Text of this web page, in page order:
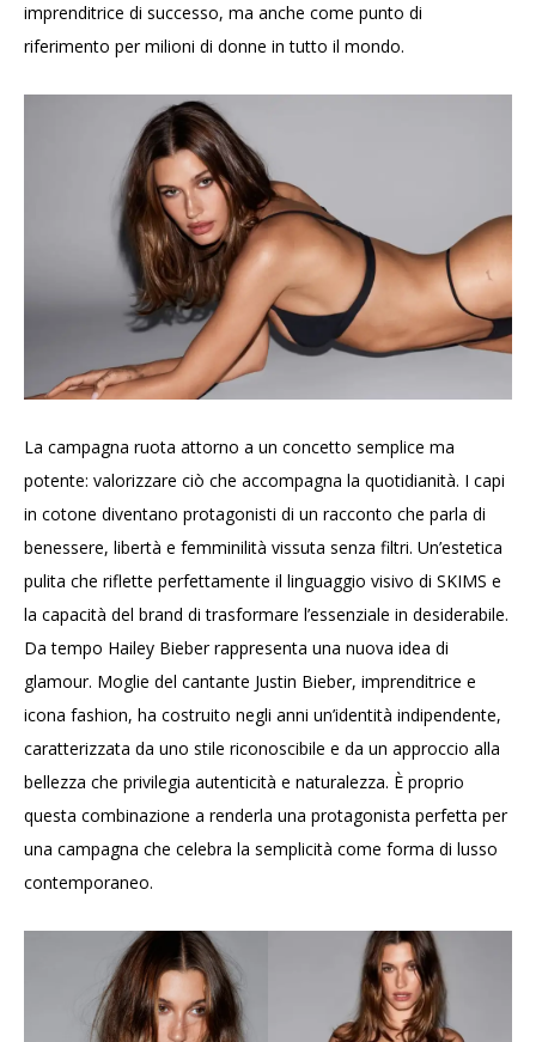
imprenditrice di successo, ma anche come punto di
riferimento per milioni di donne in tutto il mondo.
La campagna ruota attorno a un concetto semplice ma
potente: valorizzare ciò che accompagna la quotidianità. I capi
in cotone diventano protagonisti di un racconto che parla di
benessere, libertà e femminilità vissuta senza filtri. Un’estetica
pulita che riflette perfettamente il linguaggio visivo di SKIMS e
la capacità del brand di trasformare l’essenziale in desiderabile.
Da tempo Hailey Bieber rappresenta una nuova idea di
glamour. Moglie del cantante Justin Bieber, imprenditrice e
icona fashion, ha costruito negli anni un’identità indipendente,
caratterizzata da uno stile riconoscibile e da un approccio alla
bellezza che privilegia autenticità e naturalezza. È proprio
questa combinazione a renderla una protagonista perfetta per
una campagna che celebra la semplicità come forma di lusso
contemporaneo.